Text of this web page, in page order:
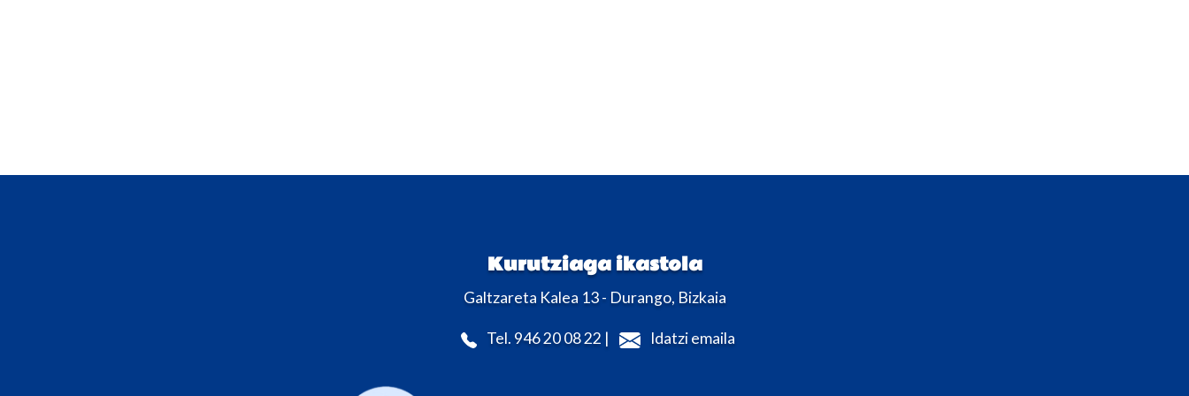
Kurutziaga ikastola
Galtzareta Kalea 13 - Durango, Bizkaia
Tel. 946 20 08 22 | Idatzi emaila